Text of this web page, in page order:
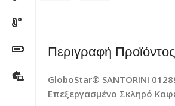
Περιγραφή Προϊόντος
GloboStar® SANTORINI
Επεξεργασμένο Σκληρό